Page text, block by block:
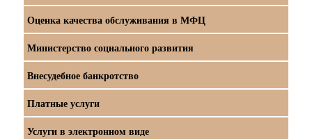
Оценка качества обслуживания в МФЦ
Министерство социального развития
Внесудебное банкротство
Платные услуги
Услуги в электронном виде